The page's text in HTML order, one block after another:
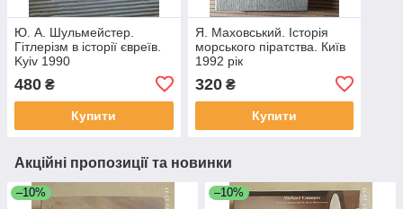
Ю. А. Шульмейстер.
Гітлерізм в історії євреїв.
Kyiv 1990
480 ₴
Купити
Я. Маховський. Історія
морського піратства. Київ
1992 рік
320₴
Купити
Акційні пропозиції та новинки
–10% –10%